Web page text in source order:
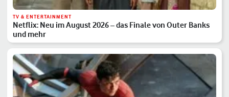
TV & ENTERTAINMENT
Netflix: Neu im August 2026 – das Finale von Outer Banks
und mehr